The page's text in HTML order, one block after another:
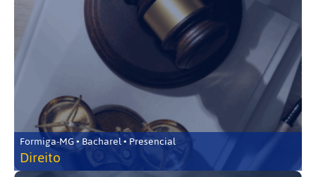
Formiga-MG • Bacharel • Presencial
Direito